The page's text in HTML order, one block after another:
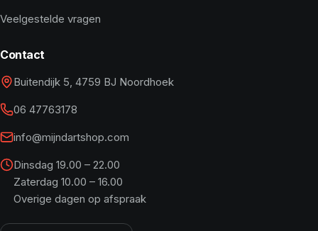
Veelgestelde vragen
Contact
Buitendijk 5, 4759 BJ Noordhoek
06 47763178
info@mijndartshop.com
Dinsdag 19.00 – 22.00
Zaterdag 10.00 – 16.00
Overige dagen op afspraak